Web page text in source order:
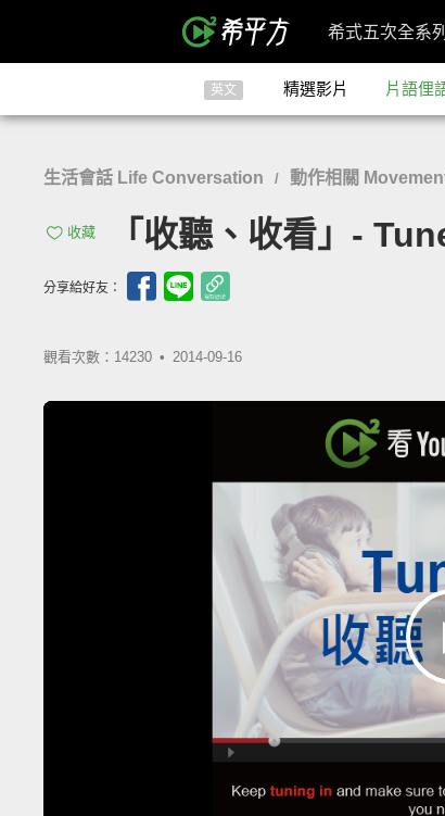
希式五次全系列
英文 精選影片 片語俚
生活會話 Life Conversation / 動作相關
收藏 「收聽、收看」-
分享給好友：
觀看次數：14230 • 2014-09-16